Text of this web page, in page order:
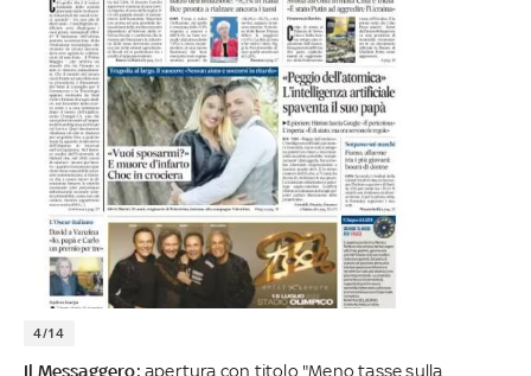
4/14
Il Messaggero: apertura con titolo "Meno tasse sulla